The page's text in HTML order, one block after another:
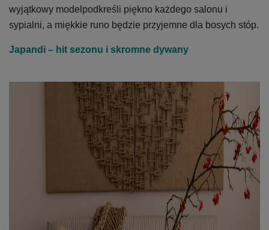
wyjątkowy modelpodkreśli piękno każdego salonu i
sypialni, a miękkie runo będzie przyjemne dla bosych stóp.
Japandi – hit sezonu i skromne dywany